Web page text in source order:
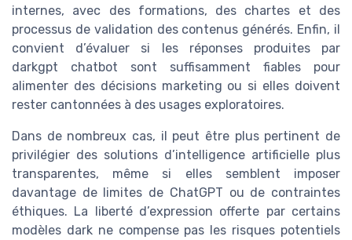
internes, avec des formations, des chartes et des
processus de validation des contenus générés. Enfin, il
convient d’évaluer si les réponses produites par
darkgpt chatbot sont suffisamment fiables pour
alimenter des décisions marketing ou si elles doivent
rester cantonnées à des usages exploratoires.
Dans de nombreux cas, il peut être plus pertinent de
privilégier des solutions d’intelligence artificielle plus
transparentes, même si elles semblent imposer
davantage de limites de ChatGPT ou de contraintes
éthiques. La liberté d’expression offerte par certains
modèles dark ne compense pas les risques potentiels